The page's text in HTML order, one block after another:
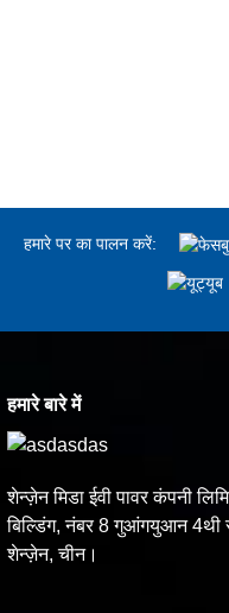
हमारे पर का पालन करें:
हमारे बारे में
शेन्ज़ेन मिडा ईवी पावर कंपनी
बिल्डिंग, नंबर 8 गुआंगयुआन 4थी
शेन्ज़ेन, चीन।